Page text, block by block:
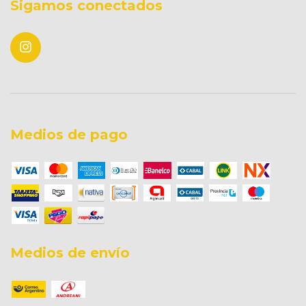
Sigamos conectados
Medios de pago
Medios de envío